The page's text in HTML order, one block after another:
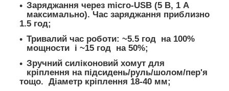
Заряджання через micro-USB (5 В, 1 А
максимально). Час заряджання приблизно
1.5 год;
Тривалий час роботи: ~5.5 год на 100%
мощности і ~15 год на 50%;
Зручний силіконовий хомут для
кріплення на підсидень/руль/шолом/пер'я
тощо. Діаметр кріплення 18-40 мм;